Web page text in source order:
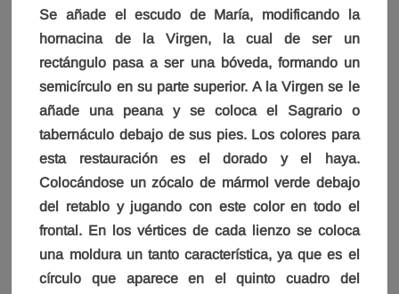
Se añade el escudo de María, modificando la
hornacina de la Virgen, la cual de ser un
rectángulo pasa a ser una bóveda, formando un
semicírculo en su parte superior. A la Virgen se le
añade una peana y se coloca el Sagrario o
tabernáculo debajo de sus pies. Los colores para
esta restauración es el dorado y el haya.
Colocándose un zócalo de mármol verde debajo
del retablo y jugando con este color en todo el
frontal. En los vértices de cada lienzo se coloca
una moldura un tanto característica, ya que es el
círculo que aparece en el quinto cuadro del